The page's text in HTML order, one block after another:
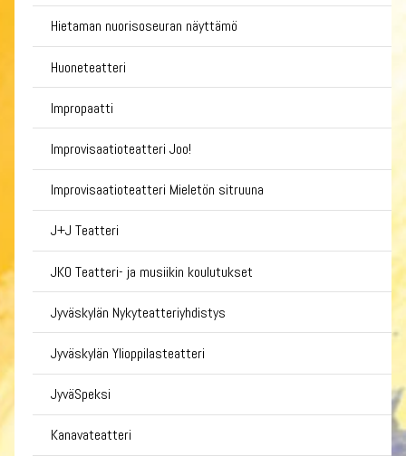
Hietaman nuorisoseuran näyttämö
Huoneteatteri
Impropaatti
Improvisaatioteatteri Joo!
Improvisaatioteatteri Mieletön sitruuna
J+J Teatteri
JKO Teatteri- ja musiikin koulutukset
Jyväskylän Nykyteatteriyhdistys
Jyväskylän Ylioppilasteatteri
JyväSpeksi
Kanavateatteri